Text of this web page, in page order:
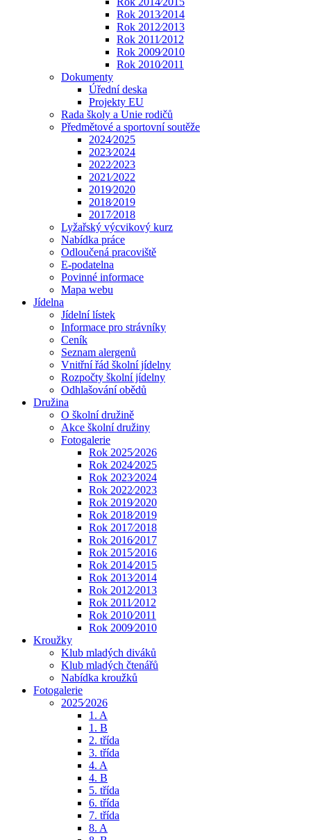
Rok 2013⁄2014
Rok 2012⁄2013
Rok 2011⁄2012
Rok 2009⁄2010
Rok 2010⁄2011
Dokumenty
Úřední deska
Projekty EU
Rada školy a Unie rodičů
Předmětové a sportovní soutěže
2024⁄2025
2023⁄2024
2022⁄2023
2021⁄2022
2019⁄2020
2018⁄2019
2017⁄2018
Lyžařský výcvikový kurz
Nabídka práce
Odloučená pracoviště
E-podatelna
Povinné informace
Mapa webu
Jídelna
Jídelní lístek
Informace pro strávníky
Ceník
Seznam alergenů
Vnitřní řád školní jídelny
Rozpočty školní jídelny
Odhlašování obědů
Družina
O školní družině
Akce školní družiny
Fotogalerie
Rok 2025⁄2026
Rok 2024⁄2025
Rok 2023⁄2024
Rok 2022⁄2023
Rok 2019⁄2020
Rok 2018⁄2019
Rok 2017⁄2018
Rok 2016⁄2017
Rok 2015⁄2016
Rok 2014⁄2015
Rok 2013⁄2014
Rok 2012⁄2013
Rok 2011⁄2012
Rok 2010⁄2011
Rok 2009⁄2010
Kroužky
Klub mladých diváků
Klub mladých čtenářů
Nabídka kroužků
Fotogalerie
2025⁄2026
1. A
1. B
2. třída
3. třída
4. A
4. B
5. třída
6. třída
7. třída
8. A